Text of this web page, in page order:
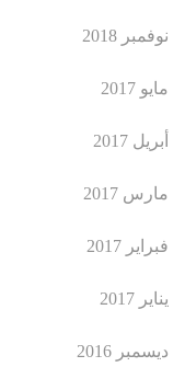
نوفمبر 2018
مايو 2017
أبريل 2017
مارس 2017
فبراير 2017
يناير 2017
ديسمبر 2016